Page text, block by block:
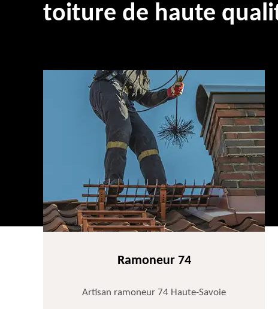
toiture de haute
Ramoneur 74
Artisan ramoneur 74 Haute-Savoie